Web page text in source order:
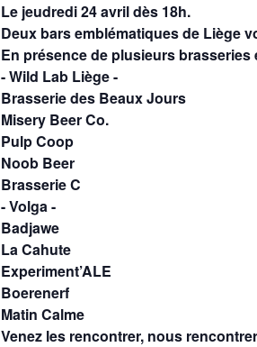
Le jeudredi 24 avril dès 18h.
Deux bars emblématiques de Liège
En présence de plusieurs brasseries
- Wild Lab Liège -
Brasserie des Beaux Jours
Misery Beer Co.
Pulp Coop
Noob Beer
Brasserie C
- Volga -
Badjawe
La Cahute
Experiment’ALE
Boerenerf
Matin Calme
Venez les rencontrer, nous